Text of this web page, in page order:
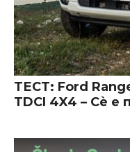
ТЕСТ: Ford
TDCI 4X4 – Сè е